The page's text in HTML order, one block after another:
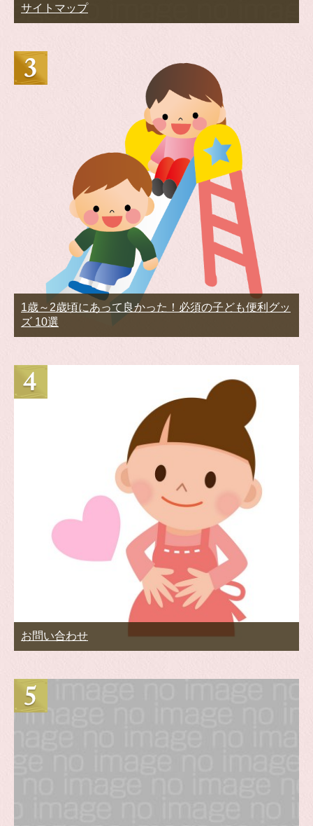
サイトマップ
1歳～2歳頃にあって良かった！必須の子ども便利グッ
ズ 10選
お問い合わせ